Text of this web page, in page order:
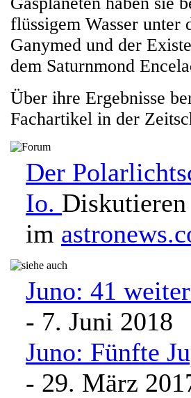
flüssigem Wasser unter
Ganymed und der
dem Saturnmond
Über ihre Ergebnisse
Fachartikel in der
Der
Io.
im
Juno: 41
- 7. Juni 2018
Juno: Fünfte
- 29. März